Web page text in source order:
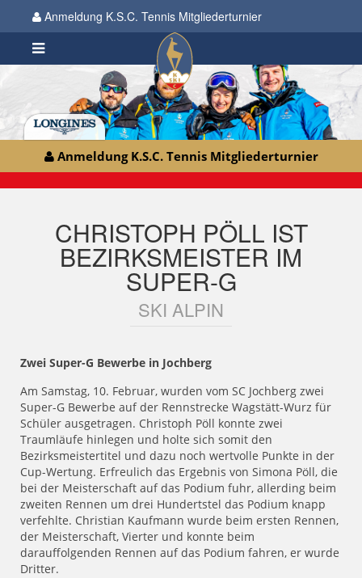
Anmeldung K.S.C. Tennis Mitgliederturnier
Anmeldung K.S.C. Tennis Mitgliederturnier
CHRISTOPH PÖLL IST
BEZIRKSMEISTER IM
SUPER-G
SKI ALPIN
Zwei Super-G Bewerbe in Jochberg
Am Samstag, 10. Februar, wurden vom SC Jochberg zwei
Super-G Bewerbe auf der Rennstrecke Wagstätt-Wurz für
Schüler ausgetragen. Christoph Pöll konnte zwei
Traumläufe hinlegen und holte sich somit den
Bezirksmeistertitel und dazu noch wertvolle Punkte in der
Cup-Wertung. Erfreulich das Ergebnis von Simona Pöll, die
bei der Meisterschaft auf das Podium fuhr, allerding beim
zweiten Rennen um drei Hundertstel das Podium knapp
verfehlte. Christian Kaufmann wurde beim ersten Rennen,
der Meisterschaft, Vierter und konnte beim
darauffolgenden Rennen auf das Podium fahren, er wurde
Dritter.